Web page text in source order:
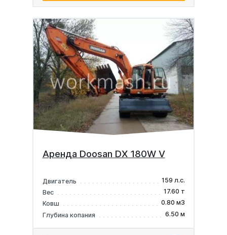
Аренда Doosan DX 180W V
Двигатель
159 л.с.
Вес
17.60 т
Ковш
0.80 м3
Глубина копания
6.50 м